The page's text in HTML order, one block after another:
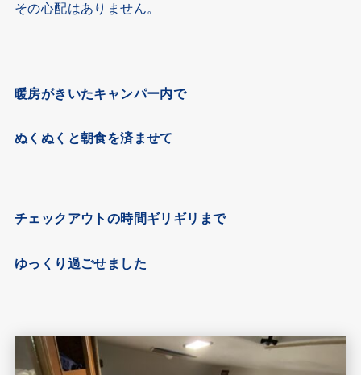
その心配はありません。
暖房がきいたキャンパー内で
ぬくぬくと朝食を済ませて
チェックアウトの時間ギリギリまで
ゆっくり過ごせました